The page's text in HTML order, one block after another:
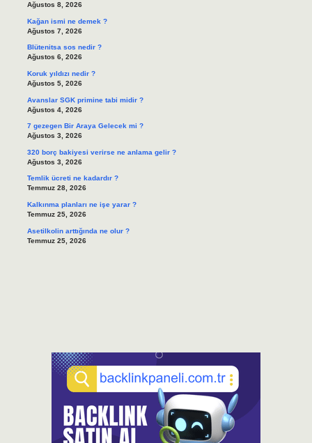
Ağustos 8, 2026
Kağan ismi ne demek ?
Ağustos 7, 2026
Blütenitsa sos nedir ?
Ağustos 6, 2026
Koruk yıldızı nedir ?
Ağustos 5, 2026
Avanslar SGK primine tabi midir ?
Ağustos 4, 2026
7 gezegen Bir Araya Gelecek mi ?
Ağustos 3, 2026
320 borç bakiyesi verirse ne anlama gelir ?
Ağustos 3, 2026
Temlik ücreti ne kadardır ?
Temmuz 28, 2026
Kalkınma planları ne işe yarar ?
Temmuz 25, 2026
Asetilkolin arttığında ne olur ?
Temmuz 25, 2026